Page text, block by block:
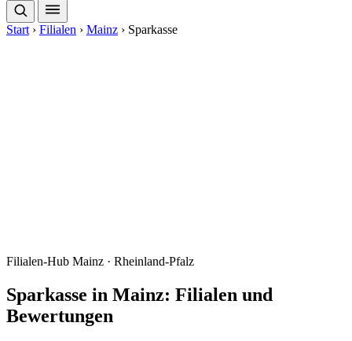
Start › Filialen › Mainz › Sparkasse
Filialen-Hub Mainz · Rheinland-Pfalz
Sparkasse in Mainz: Filialen und
Bewertungen